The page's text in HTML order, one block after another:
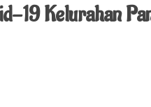
19 Kelurahan